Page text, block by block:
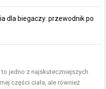
dla biegaczy: przewodnik po
jedno z najskuteczniejszych
części ciała, ale również